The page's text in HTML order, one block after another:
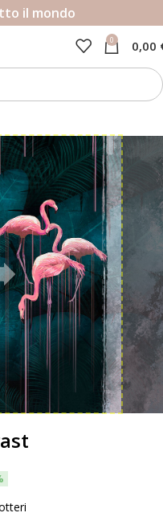
il mondo
0 0,00